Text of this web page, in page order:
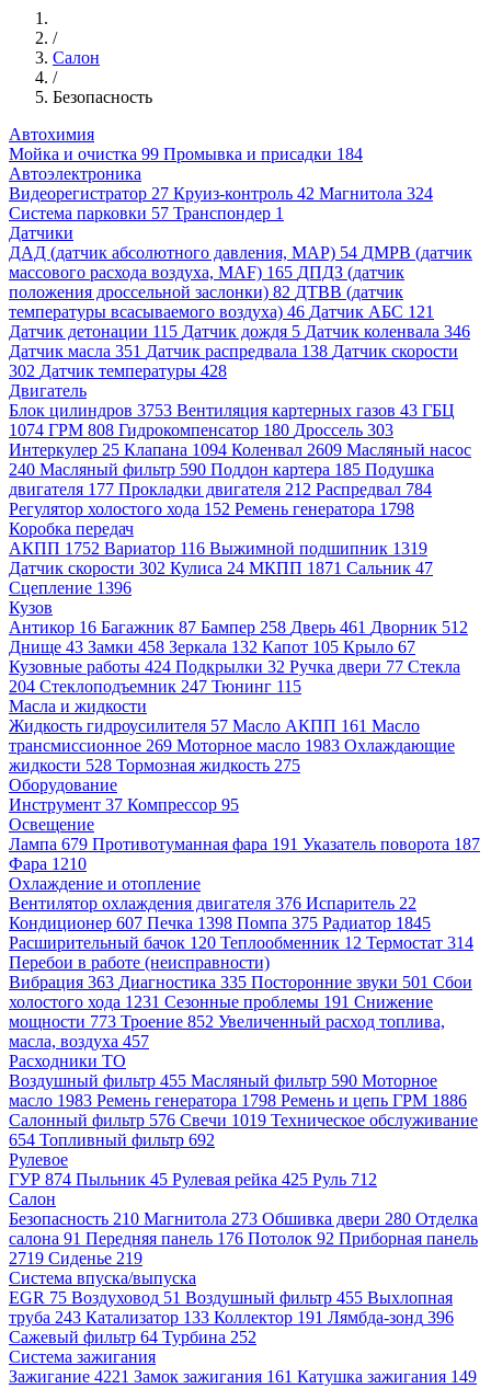
/
Салон
/
Безопасность
Автохимия
Мойка и очистка 99 Промывка и присадки 184
Автоэлектроника
Видеорегистратор 27 Круиз-контроль 42 Магнитола 324
Система парковки 57 Транспондер 1
Датчики
ДАД (датчик абсолютного давления, MAP) 54 ДМРВ (датчик
массового расхода воздуха, MAF) 165 ДПДЗ (датчик
положения дроссельной заслонки) 82 ДТВВ (датчик
температуры всасываемого воздуха) 46 Датчик АБС 121
Датчик детонации 115 Датчик дождя 5 Датчик коленвала 346
Датчик масла 351 Датчик распредвала 138 Датчик скорости
302 Датчик температуры 428
Двигатель
Блок цилиндров 3753 Вентиляция картерных газов 43 ГБЦ
1074 ГРМ 808 Гидрокомпенсатор 180 Дроссель 303
Интеркулер 25 Клапана 1094 Коленвал 2609 Масляный насос
240 Масляный фильтр 590 Поддон картера 185 Подушка
двигателя 177 Прокладки двигателя 212 Распредвал 784
Регулятор холостого хода 152 Ремень генератора 1798
Коробка передач
АКПП 1752 Вариатор 116 Выжимной подшипник 1319
Датчик скорости 302 Кулиса 24 МКПП 1871 Сальник 47
Сцепление 1396
Кузов
Антикор 16 Багажник 87 Бампер 258 Дверь 461 Дворник 512
Днище 43 Замки 458 Зеркала 132 Капот 105 Крыло 67
Кузовные работы 424 Подкрылки 32 Ручка двери 77 Стекла
204 Стеклоподъемник 247 Тюнинг 115
Масла и жидкости
Жидкость гидроусилителя 57 Масло АКПП 161 Масло
трансмиссионное 269 Моторное масло 1983 Охлаждающие
жидкости 528 Тормозная жидкость 275
Оборудование
Инструмент 37 Компрессор 95
Освещение
Лампа 679 Противотуманная фара 191 Указатель поворота 187
Фара 1210
Охлаждение и отопление
Вентилятор охлаждения двигателя 376 Испаритель 22
Кондиционер 607 Печка 1398 Помпа 375 Радиатор 1845
Расширительный бачок 120 Теплообменник 12 Термостат 314
Перебои в работе (неисправности)
Вибрация 363 Диагностика 335 Посторонние звуки 501 Сбои
холостого хода 1231 Сезонные проблемы 191 Снижение
мощности 773 Троение 852 Увеличенный расход топлива,
масла, воздуха 457
Расходники ТО
Воздушный фильтр 455 Масляный фильтр 590 Моторное
масло 1983 Ремень генератора 1798 Ремень и цепь ГРМ 1886
Салонный фильтр 576 Свечи 1019 Техническое обслуживание
654 Топливный фильтр 692
Рулевое
ГУР 874 Пыльник 45 Рулевая рейка 425 Руль 712
Салон
Безопасность 210 Магнитола 273 Обшивка двери 280 Отделка
салона 91 Передняя панель 176 Потолок 92 Приборная панель
2719 Сиденье 219
Система впуска/выпуска
EGR 75 Воздуховод 51 Воздушный фильтр 455 Выхлопная
труба 243 Катализатор 133 Коллектор 191 Лямбда-зонд 396
Сажевый фильтр 64 Турбина 252
Система зажигания
Зажигание 4221 Замок зажигания 161 Катушка зажигания 149